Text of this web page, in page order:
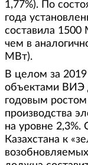
1,77%). По
года
составила
чем в
МВт).
В целом за 2019
объектами ВИЭ
годовым
производства
на уровне 2,3%.
Казахстана к